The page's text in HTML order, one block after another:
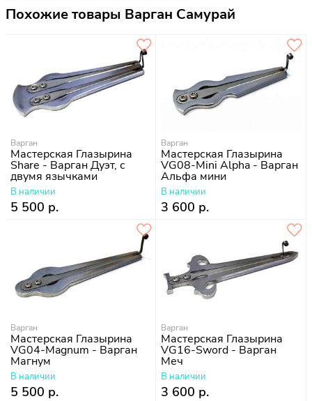
Похожие товары Варган Самурай
Варган
Мастерская Глазырина
Share - Варган Дуэт, с
двумя язычками
В наличии
5 500 р.
Варган
Мастерская Глазырина
VG08-Mini Alpha - Варган
Альфа мини
В наличии
3 600 р.
Варган
Мастерская Глазырина
VG04-Magnum - Варган
Магнум
В наличии
5 500 р.
Варган
Мастерская Глазырина
VG16-Sword - Варган
Меч
В наличии
3 600 р.